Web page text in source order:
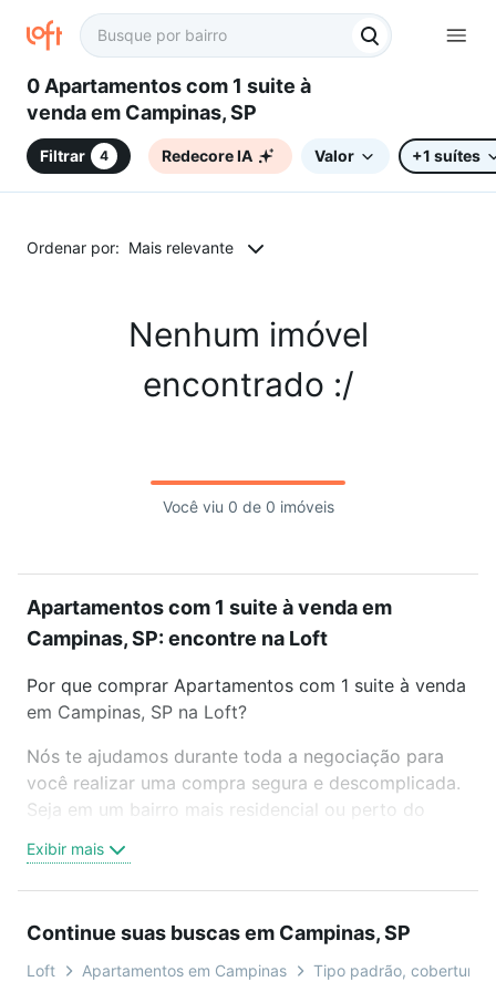
0 Apartamentos com 1 suite à
venda em Campinas, SP
Filtrar 4 Redecore IA Valor +1 suítes
Ordenar por: Mais relevante
Nenhum imóvel
encontrado :/
Você viu 0 de 0 imóveis
Apartamentos com 1 suite à venda em
Campinas, SP: encontre na Loft
Por que comprar Apartamentos com 1 suite à venda
em Campinas, SP na Loft?
Nós te ajudamos durante toda a negociação para
você realizar uma compra segura e descomplicada.
Seja em um bairro mais residencial ou perto do
oferta ideal de Apartamentos com 1 suite à venda
em Campinas, SP para conquistar seu sonho.
é grátis, sem compromisso e você ainda conta com
mais de 46 mil corretores e imobiliárias te ajudando
Exibir mais
Continue suas buscas em Campinas, SP
Loft Apartamentos em Campinas Tipo padrão, cobertura,